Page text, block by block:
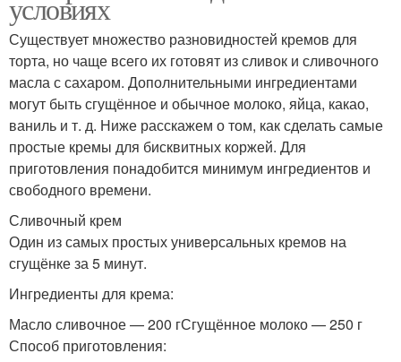
условиях
Существует множество разновидностей кремов для
торта, но чаще всего их готовят из сливок и сливочного
масла с сахаром. Дополнительными ингредиентами
могут быть сгущённое и обычное молоко, яйца, какао,
ваниль и т. д. Ниже расскажем о том, как сделать самые
простые кремы для бисквитных коржей. Для
приготовления понадобится минимум ингредиентов и
свободного времени.
Сливочный крем
Один из самых простых универсальных кремов на
сгущёнке за 5 минут.
Ингредиенты для крема:
Масло сливочное — 200 гСгущённое молоко — 250 г
Способ приготовления: